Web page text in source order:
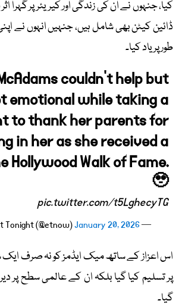
کیا، جنہوں نے ان کی زندگی اور کیریئر پر گہرا
ڈائین کیٹن بھی شامل ہیں، جنہیں انہوں نے
طور پر یاد کیا۔
couldn’t help but
emotional while taking a
to thank her parents for
in her as she received a
Hollywood Walk of Fame.
🥹
pic.twitter.com/t5LghecyTG
— Entertainment Tonight (@etnow)
January 20, 2026
اس اعزاز کے ساتھ میک ایڈمز کو نہ صرف ایک
پر تسلیم کیا گیا بلکہ ان کے عالمی سطح پر
گیا۔